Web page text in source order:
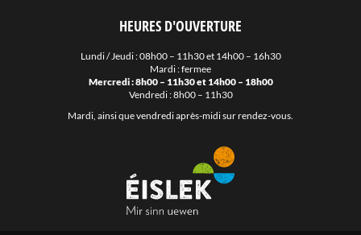
HEURES D'OUVERTURE
Lundi / Jeudi : 08h00 – 11h30 et 14h00 – 16h30
Mardi : fermee
Mercredi : 8h00 – 11h30 et 14h00 – 18h00
Vendredi : 8h00 – 11h30
Mardi, ainsi que vendredi après-midi sur rendez-vous.